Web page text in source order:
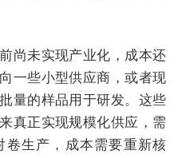
尚未实现产业化，成本还
一些小型供应商，或者现
量的样品用于研发。这些
真正实现规模化供应，需
卷生产，成本需要重新核